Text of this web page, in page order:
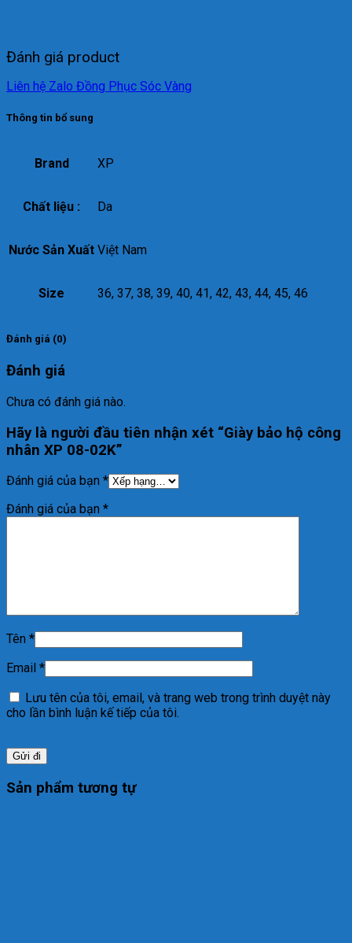
Đánh giá product
Liên hệ Zalo Đồng Phục Sóc Vàng
Thông tin bổ sung
Brand XP
Chất liệu : Da
Nước Sản Xuất Việt Nam
Size 36, 37, 38, 39, 40, 41, 42, 43, 44, 45, 46
Đánh giá (0)
Đánh giá
Chưa có đánh giá nào.
Hãy là người đầu tiên nhận xét “Giày bảo hộ công
nhân XP 08-02K”
Đánh giá của bạn *
Đánh giá của bạn *
Tên *
Email *
Lưu tên của tôi, email, và trang web trong trình duyệt này
cho lần bình luận kế tiếp của tôi.
Sản phẩm tương tự